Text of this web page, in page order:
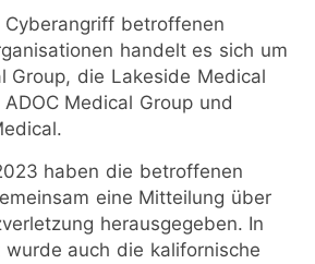
betroffenen
handelt es sich um
Group, die Lakeside Medical
Medical Group und
haben die betroffenen
eine Mitteilung über
herausgegeben. In
auch die kalifornische